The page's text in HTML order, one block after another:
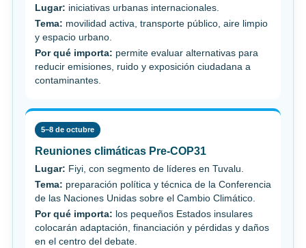
Lugar: iniciativas urbanas internacionales.
Tema: movilidad activa, transporte público, aire limpio
y espacio urbano.
Por qué importa: permite evaluar alternativas para
reducir emisiones, ruido y exposición ciudadana a
contaminantes.
5–8 de octubre
Reuniones climáticas Pre-COP31
Lugar: Fiyi, con segmento de líderes en Tuvalu.
Tema: preparación política y técnica de la Conferencia
de las Naciones Unidas sobre el Cambio Climático.
Por qué importa: los pequeños Estados insulares
colocarán adaptación, financiación y pérdidas y daños
en el centro del debate.